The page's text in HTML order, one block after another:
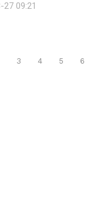
기 위해 마련됐다. 한국
27 09:21
3 4 5 6